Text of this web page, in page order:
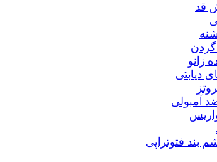
قد
زانو
دیابتی
آمبولی
بند فتوتراپی